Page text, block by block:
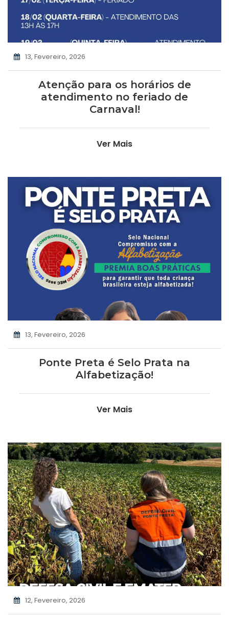
13, Fevereiro, 2026
Atenção para os horários de
atendimento no feriado de
Carnaval!
Ver Mais
13, Fevereiro, 2026
Ponte Preta é Selo Prata na
Alfabetização!
Ver Mais
12, Fevereiro, 2026